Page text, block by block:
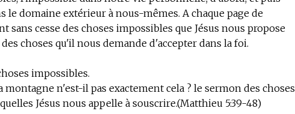
le domaine extérieur à nous-mêmes. A chaque page de
sans cesse des choses impossibles que Jésus nous propose
choses qu'il nous demande d'accepter dans la foi.
impossibles.
montagne n'est-il pas exactement cela ? le sermon des choses
Jésus nous appelle à souscrire.(Matthieu 5:39-48)